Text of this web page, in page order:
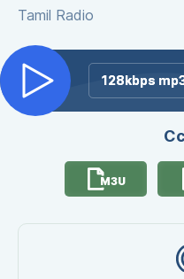
Tamil Radio
128kbps
128kbps
M3U